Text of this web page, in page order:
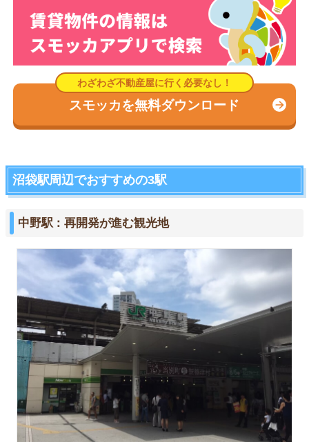
スモッカを無料ダウンロード
沼袋駅周辺でおすすめの3駅
中野駅：再開発が進む観光地